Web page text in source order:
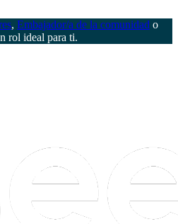
, Embajador/a de la comunidad o
rol ideal para ti.